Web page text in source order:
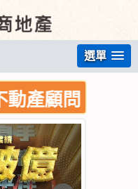
選單
問 深耕業